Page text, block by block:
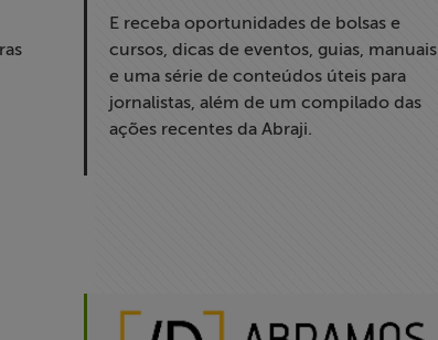
E receba oportunidades de bolsas e
cursos, dicas de eventos, guias, manuais
e uma série de conteúdos úteis para
jornalistas, além de um compilado das
ações recentes da Abraji.